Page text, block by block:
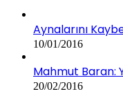
Aynalarını
10/01/2016
Mahmut Baran:
20/02/2016